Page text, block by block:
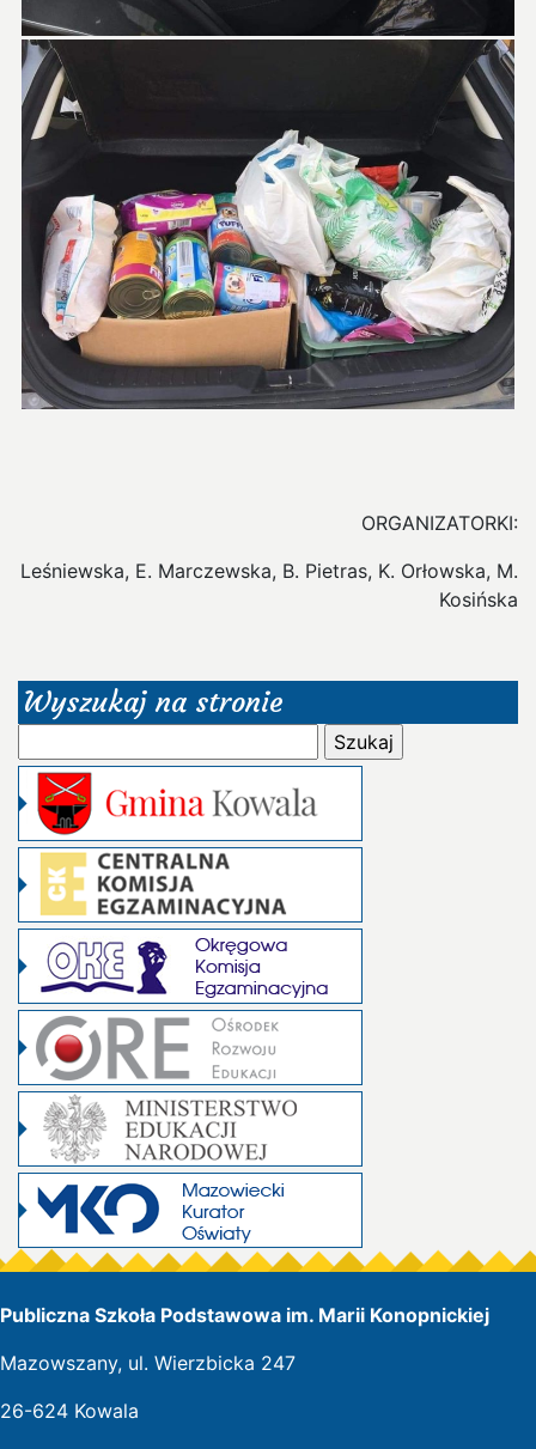
ORGANIZATORKI:
Leśniewska, E. Marczewska, B. Pietras, K. Orłowska, M.
Kosińska
Wyszukaj na stronie
Publiczna Szkoła Podstawowa im. Marii Konopnickiej
Mazowszany, ul. Wierzbicka 247
26-624 Kowala